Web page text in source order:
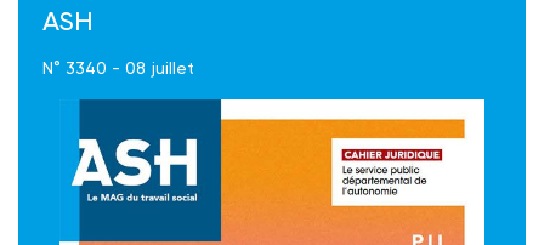
ASH
N° 3340 - 08 juillet